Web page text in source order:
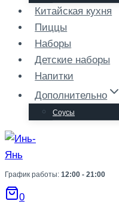
Китайская кухня
Пиццы
Наборы
Детские наборы
Напитки
Дополнительно
Соусы
График работы: 12:00 - 21:00
0